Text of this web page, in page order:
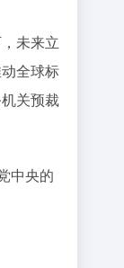
未来立
全球标
关预裁
中央的